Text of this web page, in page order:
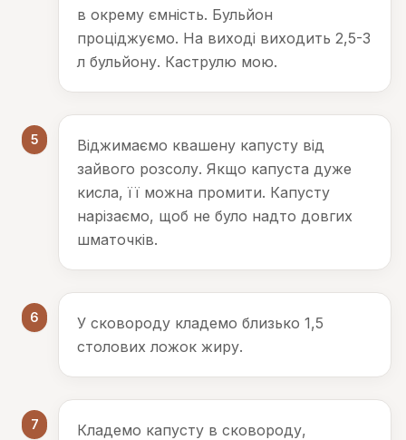
в окрему ємність. Бульйон
проціджуємо. На виході виходить 2,5-3
л бульйону. Каструлю мою.
5
Віджимаємо квашену капусту від
зайвого розсолу. Якщо капуста дуже
кисла, її можна промити. Капусту
нарізаємо, щоб не було надто довгих
шматочків.
6
У сковороду кладемо близько 1,5
столових ложок жиру.
7
Кладемо капусту в сковороду,